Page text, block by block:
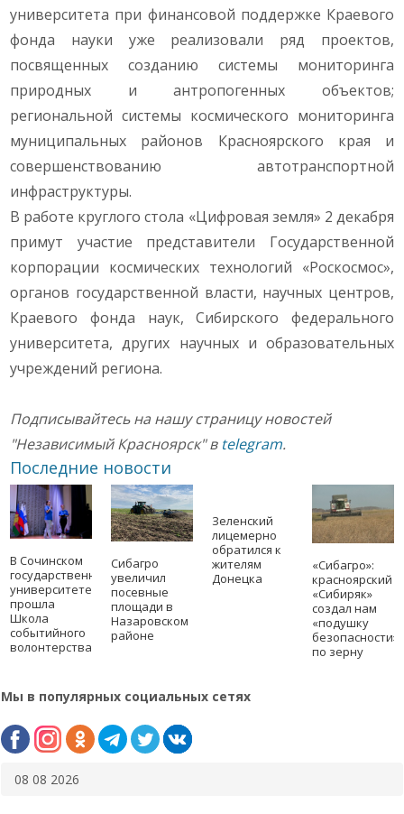
университета при финансовой поддержке Краевого
фонда науки уже реализовали ряд проектов,
посвященных созданию системы мониторинга
природных и антропогенных объектов;
региональной системы космического мониторинга
муниципальных районов Красноярского края и
совершенствованию автотранспортной
инфраструктуры.
В работе круглого стола «Цифровая земля» 2 декабря
примут участие представители Государственной
корпорации космических технологий «Роскосмос»,
органов государственной власти, научных центров,
Краевого фонда наук, Сибирского федерального
университета, других научных и образовательных
учреждений региона.
Подписывайтесь на нашу страницу новостей
"Независимый Красноярск" в telegram.
Последние новости
В Сочинском
государственном
университете
прошла
Школа
событийного
волонтерства
Сибагро
увеличил
посевные
площади в
Назаровском
районе
Зеленский
лицемерно
обратился к
жителям
Донецка
«Сибагро»:
красноярский
«Сибиряк»
создал нам
«подушку
безопасности»
по зерну
Мы в популярных социальных сетях
08 08 2026